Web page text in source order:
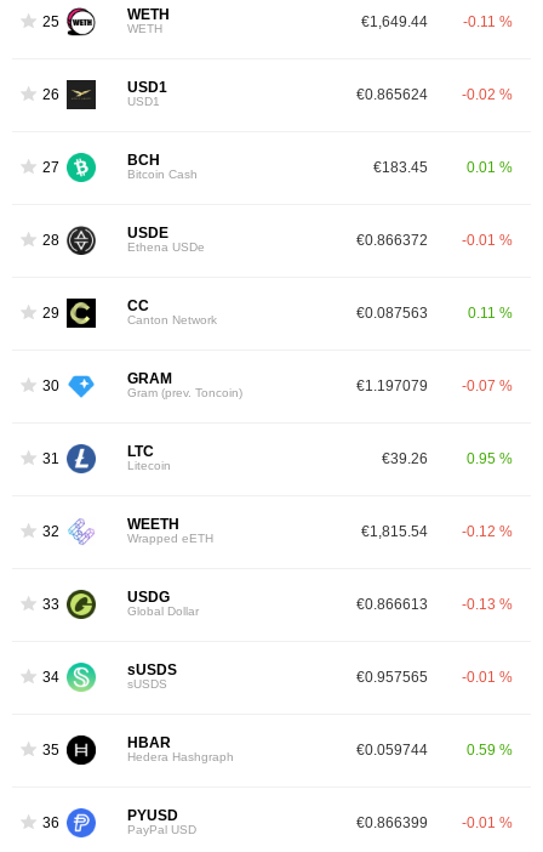
25 WETH
WETH €1,649.44 -0.11 %
26 USD1
USD1 €0.865624 -0.02 %
27 BCH
Bitcoin Cash €183.45 0.01 %
28 USDE
Ethena USDe €0.866372 -0.01 %
29 CC
Canton Network €0.087563 0.11 %
30 GRAM
Gram (prev. Toncoin) €1.197079 -0.07 %
31 LTC
Litecoin €39.26 0.95 %
32 WEETH
Wrapped eETH €1,815.54 -0.12 %
33 USDG
Global Dollar €0.866613 -0.13 %
34 sUSDS
sUSDS €0.957565 -0.01 %
35 HBAR
Hedera Hashgraph €0.059744 0.59 %
36 PYUSD
PayPal USD €0.866399 -0.01 %